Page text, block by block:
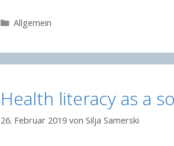
Kategorien
Allgemein
Health literacy as a
26. Februar 2019 von Silja Samerski